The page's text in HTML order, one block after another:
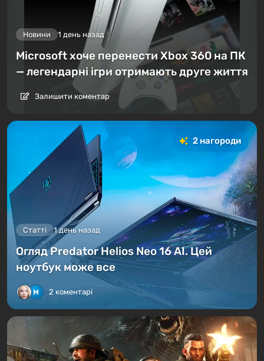
Новини 1 день назад
Microsoft хоче перенести Xbox 360 на ПК
— легендарні ігри отримають друге життя
Залишити коментар
2 нагороди
Статті 1 день назад
Огляд Predator Helios Neo 16 AI. Цей
ноутбук може все
2 коментарі